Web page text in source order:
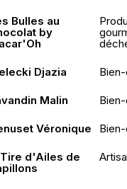
Bulles au
by
Djazia
Malin
Véronique
d'Ailes de